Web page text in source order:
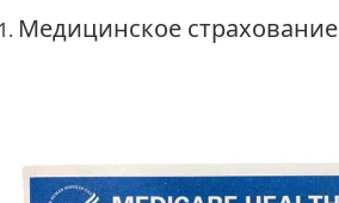
Медицинское страхование